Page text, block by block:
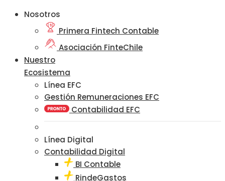
Nosotros
Primera Fintech Contable
Asociación FinteChile
Nuestro
Ecosistema
Línea EFC
Gestión Remuneraciones EFC
Contabilidad EFC
Línea Digital
Contabilidad Digital
BI Contable
RindeGastos